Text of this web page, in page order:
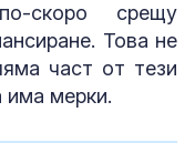
скоро срещу
Това не
част от тези
има мерки.